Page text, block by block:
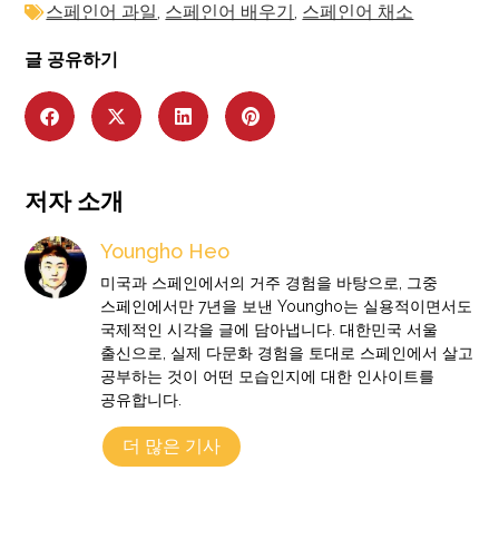
스페인어 과일, 스페인어 배우기, 스페인어 채소
글 공유하기
저자 소개
Youngho Heo
미국과 스페인에서의 거주 경험을 바탕으로, 그중
스페인에서만 7년을 보낸 Youngho는 실용적이면서도
국제적인 시각을 글에 담아냅니다. 대한민국 서울
출신으로, 실제 다문화 경험을 토대로 스페인에서 살고
공부하는 것이 어떤 모습인지에 대한 인사이트를
공유합니다.
더 많은 기사